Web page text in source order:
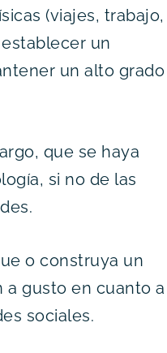
(viajes, trabajo,
un
un alto grado
que se haya
si no de las
o construya un
a gusto en cuanto a
sociales.